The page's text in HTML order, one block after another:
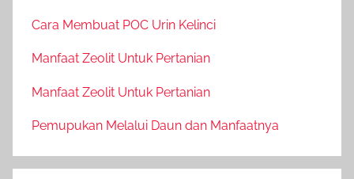
Cara Membuat POC Urin Kelinci
Manfaat Zeolit Untuk Pertanian
Manfaat Zeolit Untuk Pertanian
Pemupukan Melalui Daun dan Manfaatnya